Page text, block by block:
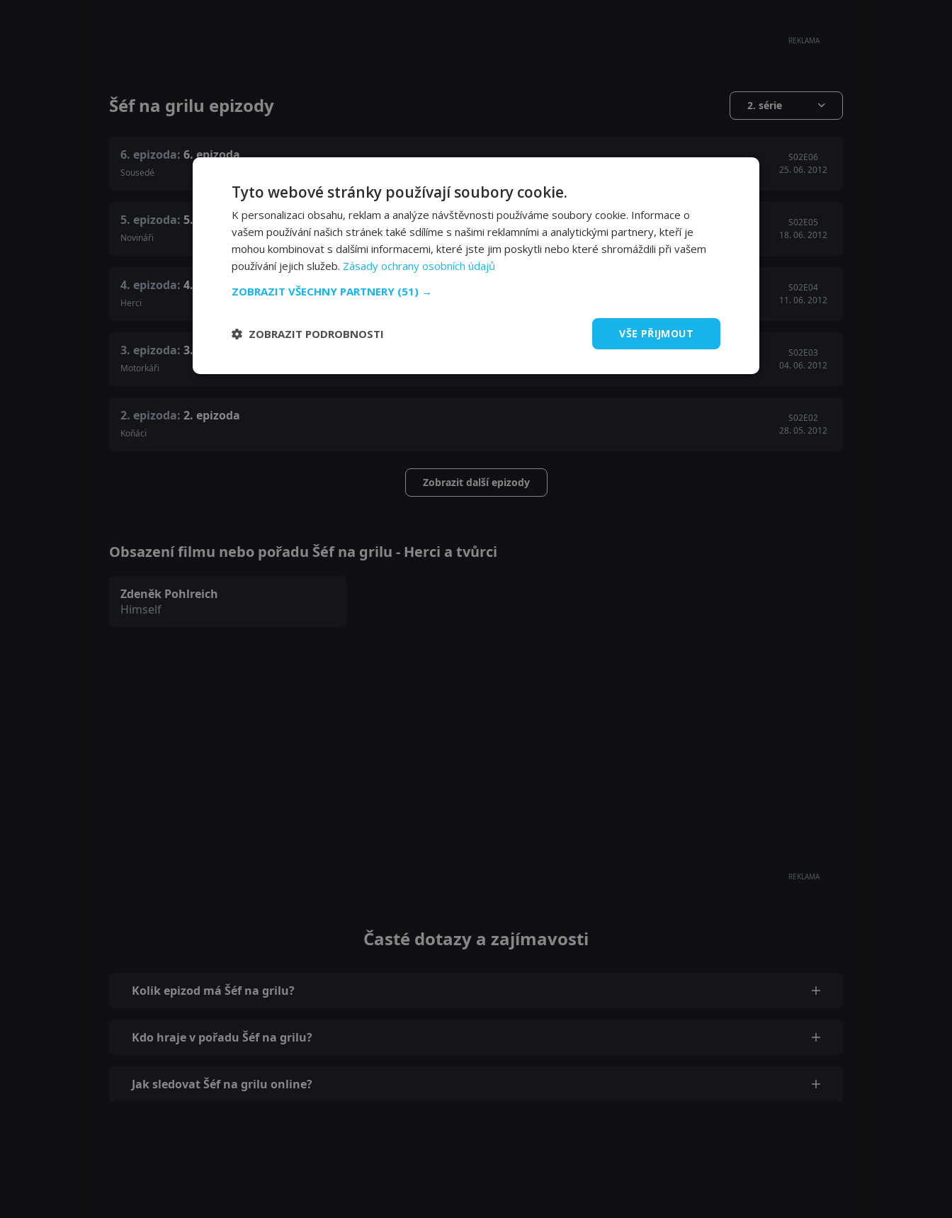
REKLAMA
Šéf na grilu epizody 2. série
6. epizoda: 6. epizoda
Sousedé
S02E06
25. 06. 2012
5. epizoda: 5. epizoda
Novináři
S02E05
18. 06. 2012
4. epizoda: 4. epizoda
Herci
S02E04
11. 06. 2012
3. epizoda: 3. epizoda
Motorkáři
S02E03
04. 06. 2012
2. epizoda: 2. epizoda
Koňáci
S02E02
28. 05. 2012
Zobrazit další epizody
Obsazení filmu nebo pořadu Šéf na grilu - Herci a tvůrci
Zdeněk Pohlreich
Himself
REKLAMA
Časté dotazy a zajímavosti
Kolik epizod má Šéf na grilu?
Kdo hraje v pořadu Šéf na grilu?
Jak sledovat Šéf na grilu online?
Tyto webové stránky používají soubory cookie.
K personalizaci obsahu, reklam a analýze návštěvnosti používáme soubory cookie. Informace o
vašem používání našich stránek také sdílíme s našimi reklamními a analytickými partnery, kteří je
mohou kombinovat s dalšími informacemi, které jste jim poskytli nebo které shromáždili při vašem
používání jejich služeb. Zásady ochrany osobních údajů
ZOBRAZIT VŠECHNY PARTNERY (51) →
VŠE PŘIJMOUT
ZOBRAZIT PODROBNOSTI